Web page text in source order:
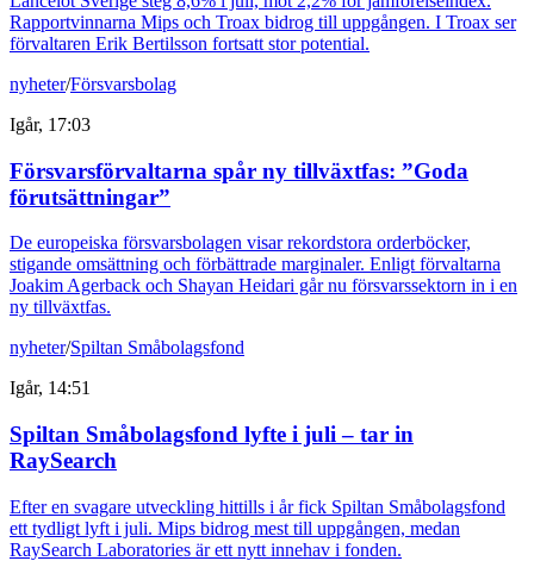
Rapportvinnarna Mips och Troax bidrog till uppgången. I Troax ser
förvaltaren Erik Bertilsson fortsatt stor potential.
nyheter/Försvarsbolag
Igår, 17:03
Försvarsförvaltarna spår ny tillväxtfas: ”Goda
förutsättningar”
De europeiska försvarsbolagen visar rekordstora orderböcker,
stigande omsättning och förbättrade marginaler. Enligt förvaltarna
Joakim Agerback och Shayan Heidari går nu försvarssektorn in i en
ny tillväxtfas.
nyheter/Spiltan Småbolagsfond
Igår, 14:51
Spiltan Småbolagsfond lyfte i juli – tar in
RaySearch
Efter en svagare utveckling hittills i år fick Spiltan Småbolagsfond
ett tydligt lyft i juli. Mips bidrog mest till uppgången, medan
RaySearch Laboratories är ett nytt innehav i fonden.